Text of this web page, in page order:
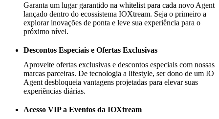
Garanta um lugar garantido na whitelist para cada novo Agent
lançado dentro do ecossistema IOXtream. Seja o primeiro a
explorar inovações de ponta e leve sua experiência para o
próximo nível.
Descontos Especiais e Ofertas Exclusivas
Aproveite ofertas exclusivas e descontos especiais com nossas
marcas parceiras. De tecnologia a lifestyle, ser dono de um IO
Agent desbloqueia vantagens projetadas para elevar suas
experiências diárias.
Acesso VIP a Eventos da IOXtream